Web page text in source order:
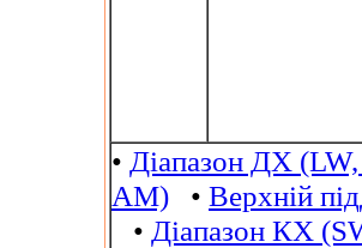
• Діапазон ДХ
AM) • Верхній
• Діапазон КХ